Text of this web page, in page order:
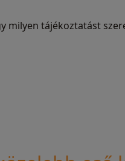
milyen tájékoztatást